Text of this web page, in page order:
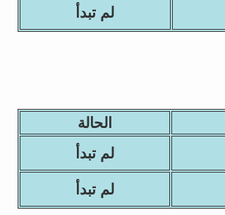
لم تبدأ
الحالة
لم تبدأ
لم تبدأ